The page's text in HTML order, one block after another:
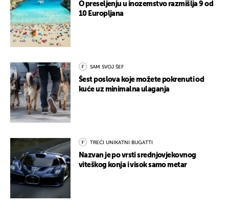
O preseljenju u inozemstvo razmišlja 9 od
10 Europljana
SAM SVOJ ŠEF
Šest poslova koje možete pokrenuti od
kuće uz minimalna ulaganja
TREĆI UNIKATNI BUGATTI
Nazvan je po vrsti srednjovjekovnog
viteškog konja i visok samo metar